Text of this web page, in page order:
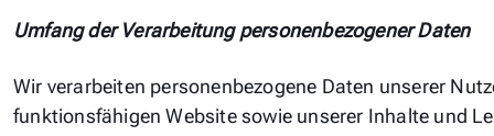
Umfang der Verarbeitung personenbezogener Daten
Wir verarbeiten personenbezogene Daten unserer
funktionsfähigen Website sowie unserer Inhalte und